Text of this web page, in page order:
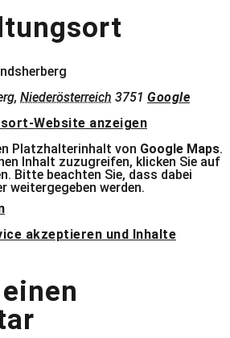
, Niederösterreich 3751 Google
Website anzeigen
Platzhalterinhalt von Google Maps.
Inhalt zuzugreifen, klicken Sie auf
Bitte beachten Sie, dass dabei
weitergegeben werden.
akzeptieren und Inhalte